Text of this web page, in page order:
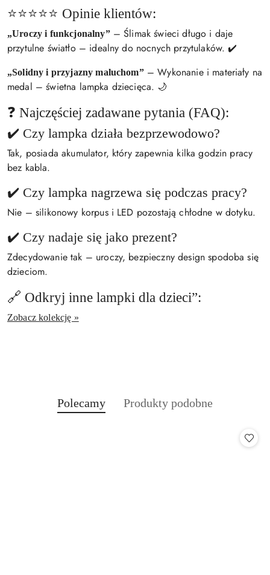
⭐⭐⭐⭐⭐ Opinie klientów:
„Uroczy i funkcjonalny”– Ślimak świeci długo i daje
przytulne światło – idealny do nocnych przytulaków. ✔️
„Solidny i przyjazny maluchom”– Wykonanie i materiały na
medal – świetna lampka dziecięca. 🌙
❓ Najczęściej zadawane pytania (FAQ):
✔️ Czy lampka działa bezprzewodowo?
Tak, posiada akumulator, który zapewnia kilka godzin pracy
bez kabla.
✔️ Czy lampka nagrzewa się podczas pracy?
Nie – silikonowy korpus i LED pozostają chłodne w dotyku.
✔️ Czy nadaje się jako prezent?
Zdecydowanie tak – uroczy, bezpieczny design spodoba się
dzieciom.
🔗 Odkryj inne lampki dla dzieci”:
Zobacz kolekcję »
Pomiń karuzelę produktów
Produkty
Polecamy
Produkty
Produkty podobne